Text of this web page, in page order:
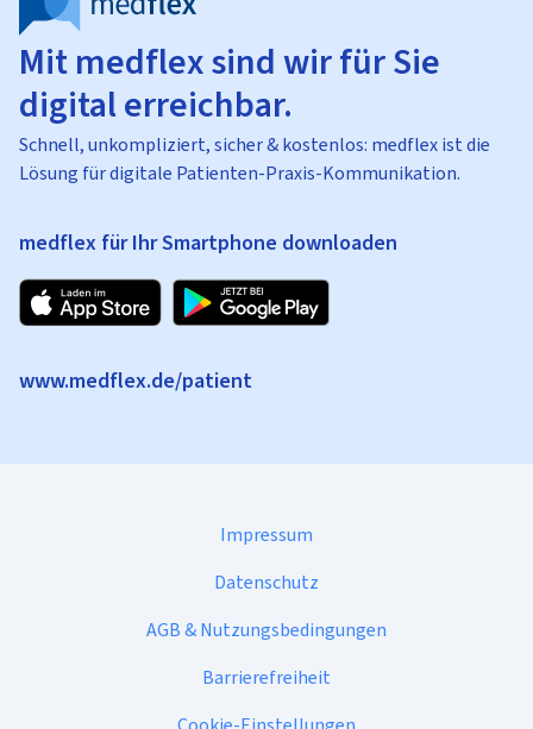
Mit medflex sind wir für Sie
digital erreichbar.
Schnell, unkompliziert, sicher & kostenlos: medflex ist die
Lösung für digitale Patienten-Praxis-Kommunikation.
medflex für Ihr Smartphone downloaden
www.medflex.de/patient
Impressum
Datenschutz
AGB & Nutzungsbedingungen
Barrierefreiheit